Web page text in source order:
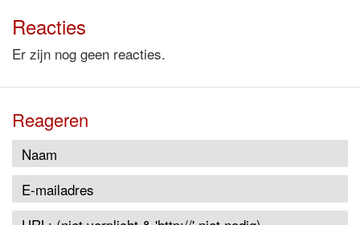
Reacties
Er zijn nog geen reacties.
Reageren